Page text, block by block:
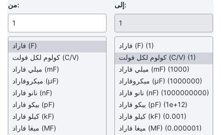
من:
فاراد (F)
كولوم لكل فولت (C/V)
ميلي فاراد (mF)
ميكروفاراد (µF)
نانو فاراد (nF)
بيكو فاراد (pF)
كيلو فاراد (kF)
ميغا فاراد (MF)
إلى:
فاراد (F) (1)
كولوم لكل فولت (C/V) (1)
ميلي فاراد (mF) (1000)
ميكروفاراد (µF) (1000000)
نانو فاراد (nF) (1000000000)
بيكو فاراد (pF) (1e+12)
كيلو فاراد (kF) (0.001)
ميغا فاراد (MF) (0.000001)